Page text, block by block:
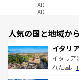
AD
AD
人気の国と地域か
イタリ
イタリア
れた国。